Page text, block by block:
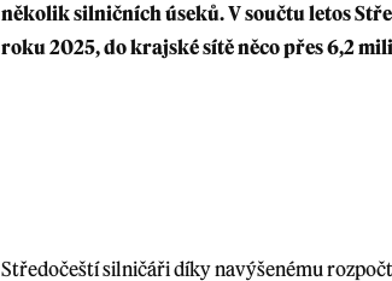
několik silničních úseků. V součtu letos
roku 2025, do krajské sítě něco přes 6,2
Středočeští silničáři díky navýšenému